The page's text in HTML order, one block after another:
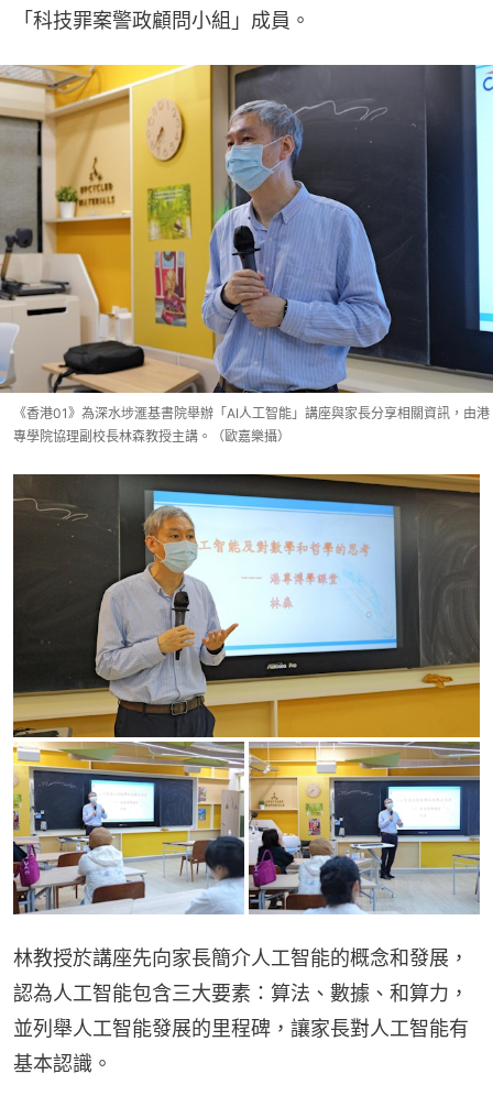
「科技罪案警政顧問小組」成員。
《香港01》為深水埗滙基書院舉辦「AI人工智能」講座與家長分享相關資訊，由港
專學院協理副校長林森教授主講。（歐嘉樂攝）
林教授於講座先向家長簡介人工智能的概念和發展，
認為人工智能包含三大要素：算法、數據、和算力，
並列舉人工智能發展的里程碑，讓家長對人工智能有
基本認識。